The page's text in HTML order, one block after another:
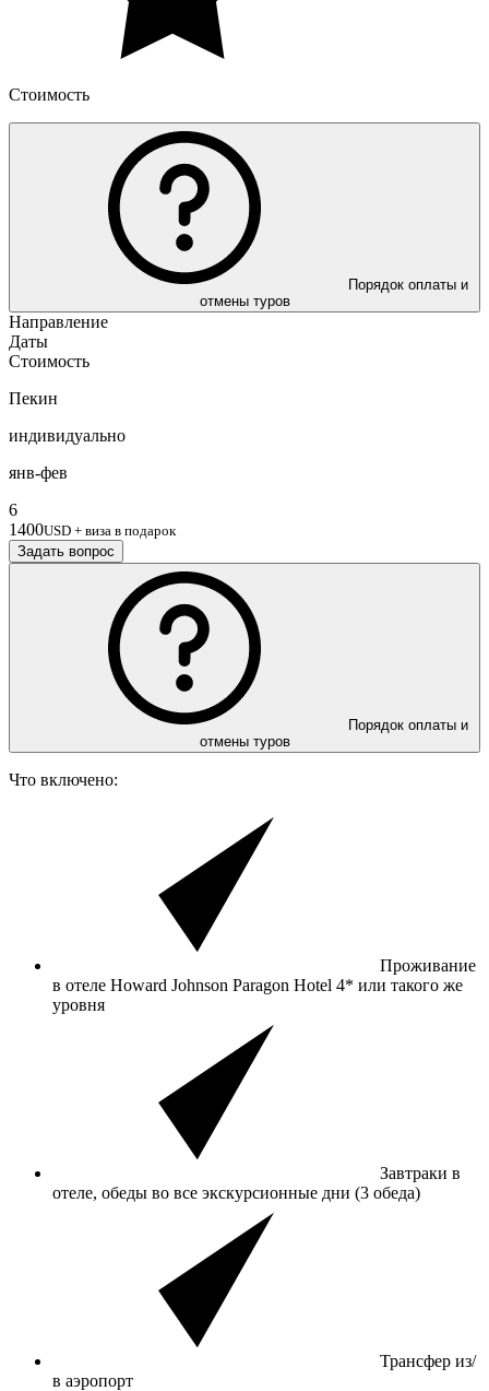
Стоимость
Порядок оплаты и
отмены туров
Направление
Даты
Стоимость
Пекин
индивидуально
янв-фев
6
1400USD + виза в подарок
Задать вопрос
Порядок оплаты и
отмены туров
Что включено:
Проживание
в отеле Howard Johnson Paragon Hotel 4* или такого же
уровня
Завтраки в
отеле, обеды во все экскурсионные дни (3 обеда)
Трансфер из/
в аэропорт